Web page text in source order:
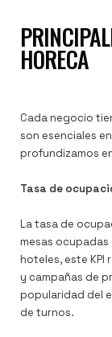
HORECA
Cada negocio
son esenciales
profundizamos
Tasa de
La tasa de
mesas
hoteles, este KPI
y campañas de
popularidad del
de turnos.